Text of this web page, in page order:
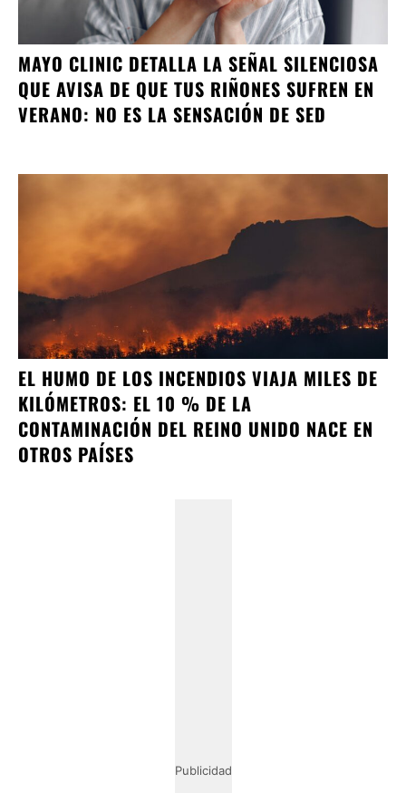
MAYO CLINIC DETALLA LA SEÑAL SILENCIOSA
QUE AVISA DE QUE TUS RIÑONES SUFREN EN
VERANO: NO ES LA SENSACIÓN DE SED
EL HUMO DE LOS INCENDIOS VIAJA MILES DE
KILÓMETROS: EL 10 % DE LA
CONTAMINACIÓN DEL REINO UNIDO NACE EN
OTROS PAÍSES
Publicidad